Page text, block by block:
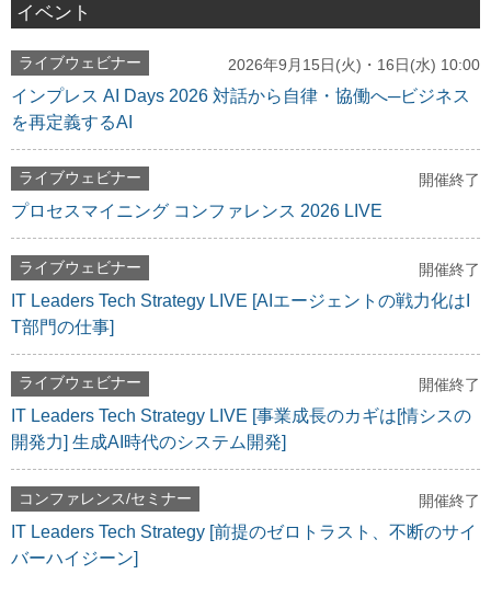
イベント
ライブウェビナー 2026年9月15日(火)・16日(水) 10:00
インプレス AI Days 2026 対話から自律・協働へ─ビジネス
を再定義するAI
ライブウェビナー 開催終了
プロセスマイニング コンファレンス 2026 LIVE
ライブウェビナー 開催終了
IT Leaders Tech Strategy LIVE [AIエージェントの戦力化はI
T部門の仕事]
ライブウェビナー 開催終了
IT Leaders Tech Strategy LIVE [事業成長のカギは[情シスの
開発力] 生成AI時代のシステム開発]
コンファレンス/セミナー 開催終了
IT Leaders Tech Strategy [前提のゼロトラスト、不断のサイ
バーハイジーン]